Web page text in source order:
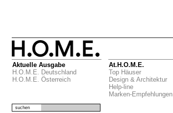
Aktuelle Ausgabe
H.O.M.E. Deutschland
H.O.M.E. Österreich
At.H.O.M.E.
Top Häuser
Design & Architektur
Help-line
Marken-Empfehlungen
suchen